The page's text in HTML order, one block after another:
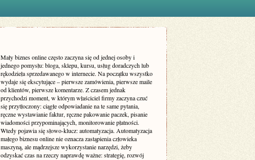
Mały biznes online często zaczyna się od jednej osoby i
jednego pomysłu: bloga, sklepu, kursu, usług doradczych lub
rękodzieła sprzedawanego w internecie. Na początku wszystko
wydaje się ekscytujące – pierwsze zamówienia, pierwsze maile
od klientów, pierwsze komentarze. Z czasem jednak
przychodzi moment, w którym właściciel firmy zaczyna czuć
się przytłoczony: ciągłe odpowiadanie na te same pytania,
ręczne wystawianie faktur, ręczne pakowanie paczek, pisanie
wiadomości przypominających, monitorowanie płatności.
Wtedy pojawia się słowo-klucz: automatyzacja. Automatyzacja
małego biznesu online nie oznacza zastąpienia człowieka
maszyną, ale mądrzejsze wykorzystanie narzędzi, żeby
odzyskać czas na rzeczy naprawdę ważne: strategię, rozwój